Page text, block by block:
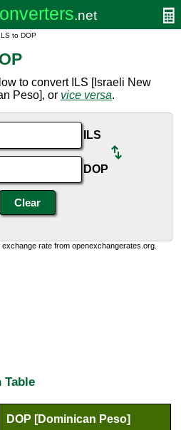
to DOP
to convert ILS [Israeli New
Peso], or vice versa.
ILS
DOP
rate from openexchangerates.org.
Table
DOP [Dominican Peso]